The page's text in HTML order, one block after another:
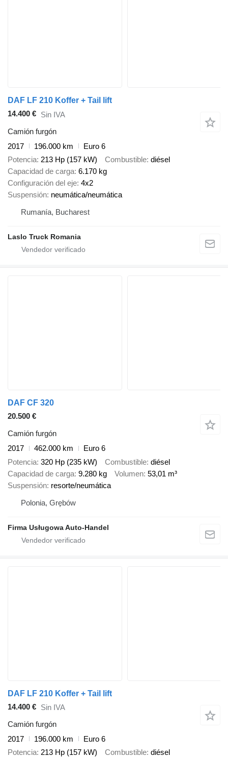
DAF LF 210 Koffer + Tail lift
14.400 € Sin IVA
Camión furgón
2017
196.000 km
Euro 6
Potencia 213 Hp (157 kW) Combustible diésel
Capacidad de carga 6.170 kg
Configuración del eje 4x2
Suspensión neumática/neumática
Rumanía, Bucharest
Laslo Truck Romania
DAF CF 320
20.500 €
Camión furgón
2017
462.000 km
Euro 6
Potencia 320 Hp (235 kW) Combustible diésel
Capacidad de carga 9.280 kg Volumen 53,01 m³
Suspensión resorte/neumática
Polonia, Grębów
Firma Usługowa Auto-Handel
DAF LF 210 Koffer + Tail lift
14.400 € Sin IVA
Camión furgón
2017
196.000 km
Euro 6
Potencia 213 Hp (157 kW) Combustible diésel